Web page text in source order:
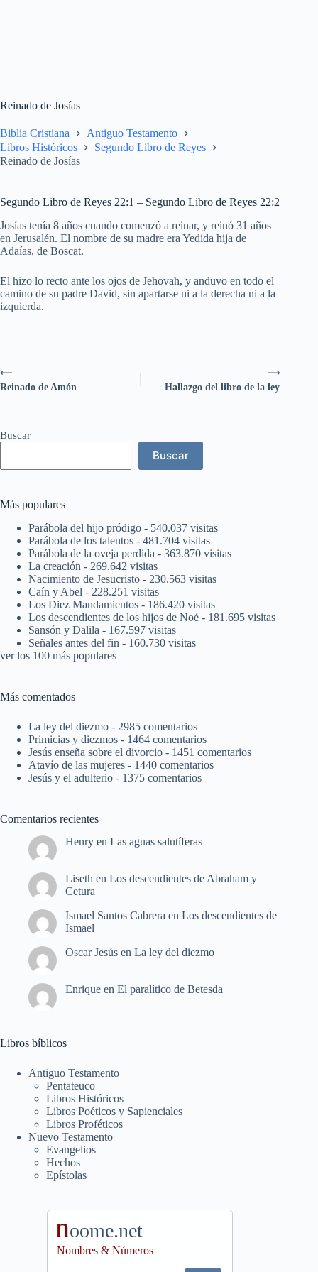
Reinado de Josías
Biblia Cristiana
Antiguo Testamento
Libros Históricos
Segundo Libro de Reyes
Reinado de Josías
Segundo Libro de Reyes 22:1 – Segundo Libro de Reyes 22:2
Josías tenía 8 años cuando comenzó a reinar, y reinó 31 años
en Jerusalén. El nombre de su madre era Yedida hija de
Adaías, de Boscat.
El hizo lo recto ante los ojos de Jehovah, y anduvo en todo el
camino de su padre David, sin apartarse ni a la derecha ni a la
izquierda.
⟶
Hallazgo del libro de la ley
⟵
Reinado de Amón
Buscar
Buscar
Más populares
Parábola del hijo pródigo - 540.037 visitas
Parábola de los talentos - 481.704 visitas
Parábola de la oveja perdida - 363.870 visitas
La creación - 269.642 visitas
Nacimiento de Jesucristo - 230.563 visitas
Caín y Abel - 228.251 visitas
Los Diez Mandamientos - 186.420 visitas
Los descendientes de los hijos de Noé - 181.695 visitas
Sansón y Dalila - 167.597 visitas
Señales antes del fin - 160.730 visitas
ver los 100 más populares
Más comentados
La ley del diezmo - 2985 comentarios
Primicias y diezmos - 1464 comentarios
Jesús enseña sobre el divorcio - 1451 comentarios
Atavío de las mujeres - 1440 comentarios
Jesús y el adulterio - 1375 comentarios
Comentarios recientes
Henry en Las aguas salutíferas
Liseth en Los descendientes de Abraham y
Cetura
Ismael Santos Cabrera en Los descendientes de
Ismael
Oscar Jesús en La ley del diezmo
Enrique en El paralítico de Betesda
Libros bíblicos
Antiguo Testamento
Pentateuco
Libros Históricos
Libros Poéticos y Sapienciales
Libros Proféticos
Nuevo Testamento
Evangelios
Hechos
Epístolas
noome.net
Nombres & Números